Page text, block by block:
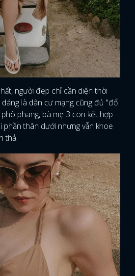
GOOGLE
người đẹp chỉ cần diện thời
là dân cư mạng cũng đủ "đổ
phang, bà mẹ 3 con kết hợp
phần thân dưới nhưng vẫn khoe
thả.